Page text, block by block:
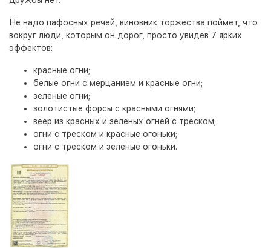
Не надо пафосных речей, виновник торжества поймет, что
вокруг люди, которым он дорог, просто увидев 7 ярких
эффектов:
красные огни;
белые огни с мерцанием и красные огни;
зеленые огни;
золотистые форсы с красными огнями;
веер из красных и зеленых огней с треском;
огни с треском и красные огоньки;
огни с треском и зеленые огоньки.